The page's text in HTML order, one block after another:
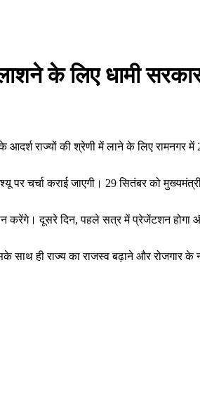
के लिए धामी
राज्यों की श्रेणी में लाने के लिए रामनगर
चर्चा कराई जाएगी। 29 सितंबर को
करेंगे। दूसरे दिन, पहले सत्र में प्रेजेंटशन होगा
साथ ही राज्य का राजस्व बढ़ाने और रोजगार